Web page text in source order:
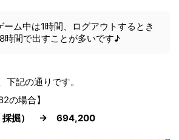
ーム中は1時間、ログアウトするとき
時間で出すことが多いです♪
記の通りです。
の場合】
：採掘） → 694,200